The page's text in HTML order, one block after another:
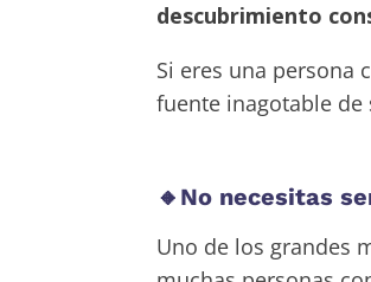
descubrimiento
Si eres una persona
fuente inagotable de
🔸No necesitas
Uno de los grandes